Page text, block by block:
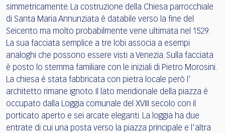
simmetricamente. La costruzione della Chiesa parrocchiale
di Santa Maria Annunziata è databile verso la fine del
Seicento ma molto probabilmente vene ultimata nel 1529.
La sua facciata semplice a tre lobi associa a esempi
analoghi che possono essere visti a Venezia. Sulla facciata
è posto lo stemma familiare con le iniziali di Pietro Morosini.
La chiesa è stata fabbricata con pietra locale però l'
architetto rimane ignoto. Il lato meridionale della piazza è
occupato dalla Loggia comunale del XVIII secolo con il
porticato aperto e sei arcate eleganti. La loggia ha due
entrate di cui una posta verso la piazza principale e l'altra